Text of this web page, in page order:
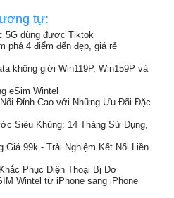
tự:
5G dùng được Tiktok
phá 4 điểm đến đẹp, giá rẻ
không giới Win119P, Win159P và
eSim Wintel
Đỉnh Cao với Những Ưu Đãi Đặc
Siêu Khủng: 14 Tháng Sử Dụng,
Giá 99k - Trải Nghiệm Kết Nối Liền
Phục Điện Thoại Bị Đơ
Wintel từ iPhone sang iPhone